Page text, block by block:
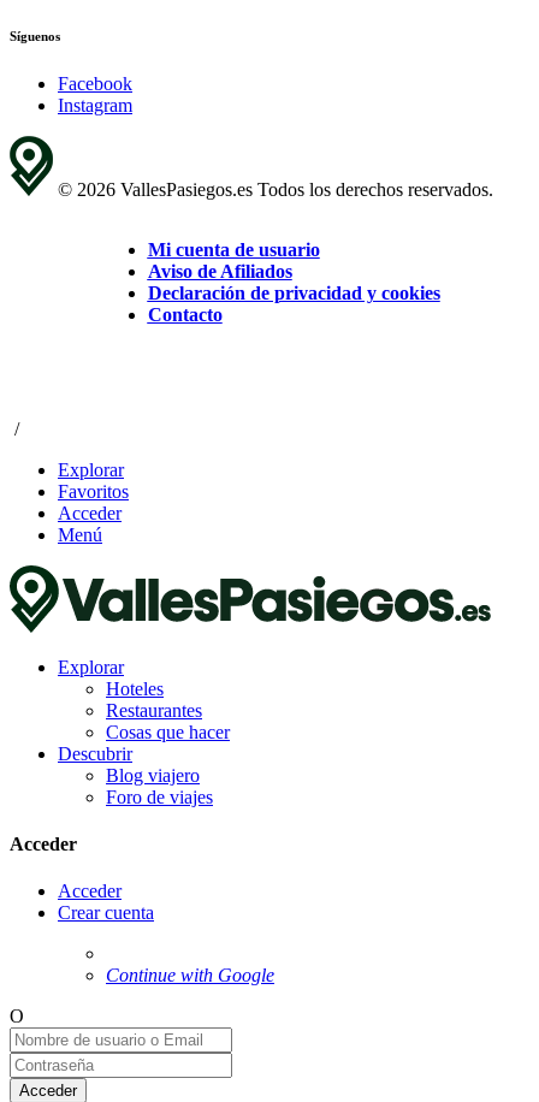
Síguenos
Facebook
Instagram
© 2026 VallesPasiegos.es Todos los derechos reservados.
Mi cuenta de usuario
Aviso de Afiliados
Declaración de privacidad y cookies
Contacto
/
Explorar
Favoritos
Acceder
Menú
Explorar
Hoteles
Restaurantes
Cosas que hacer
Descubrir
Blog viajero
Foro de viajes
Acceder
Acceder
Crear cuenta
Continue with Google
O
Acceder